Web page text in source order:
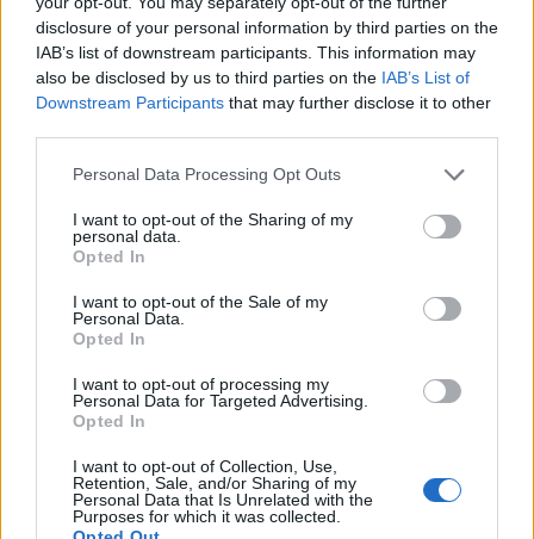
disclosure of your personal information by third parties on the
IAB’s list of downstream participants. This information may
also be disclosed by us to third parties on the IAB’s List of
Downstream Participants that may further disclose it to other
Personal Data Processing Opt Outs
I want to opt-out of the Sharing of my
personal data.
Opted In
I want to opt-out of the Sale of my
Personal Data.
Opted In
I want to opt-out of processing my
Personal Data for Targeted Advertising.
Opted In
I want to opt-out of Collection, Use,
Retention, Sale, and/or Sharing of my
Personal Data that Is Unrelated with the
Purposes for which it was collected.